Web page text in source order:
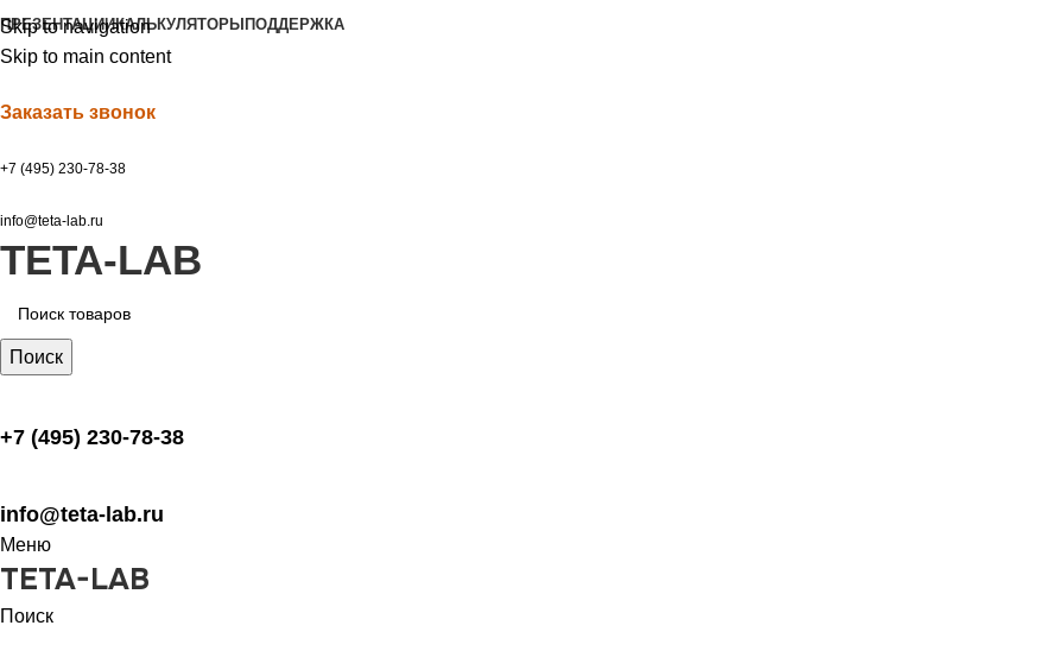
Skip to navigation
Skip to main content
ПРЕЗЕНТАЦИИКАЛЬКУЛЯТОРЫ ПОДДЕРЖКА
Заказать звонок
+7 (495) 230-78-38
info@teta-lab.ru
TETA-LAB
Поиск
+7 (495) 230-78-38
info@teta-lab.ru
Меню
TETA-LAB
Поиск